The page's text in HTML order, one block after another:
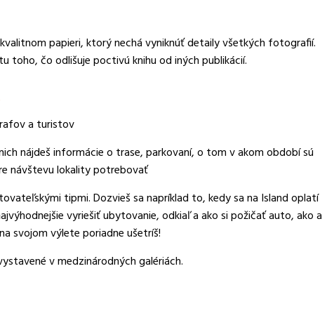
papieri, ktorý nechá vyniknúť detaily všetkých fotografií.
toho, čo odlišuje poctivú knihu od iných publikácií.
a turistov
nájdeš informácie o trase, parkovaní, o tom v akom období sú
návštevu lokality potrebovať
tipmi. Dozvieš sa napríklad to, kedy sa na Island oplatí
vyriešiť ubytovanie, odkiaľ a ako si požičať auto, ako a
svojom výlete poriadne ušetríš!
v medzinárodných galériách.